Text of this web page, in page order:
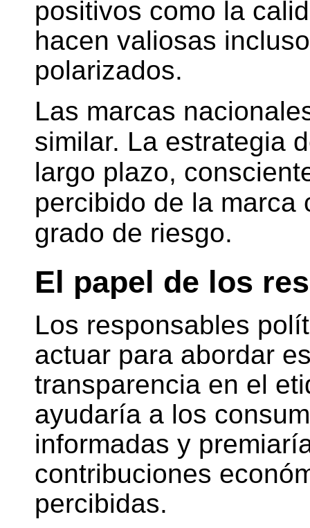
positivos como la
hacen valiosas
polarizados.
Las marcas
similar. La estrategia
largo plazo,
percibido de la marca
grado de riesgo.
El papel de los
Los responsables
actuar para abordar
transparencia en el
ayudaría a los
informadas y
contribuciones
percibidas.